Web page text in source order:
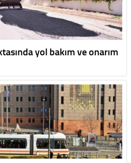
yol bakım ve onarım